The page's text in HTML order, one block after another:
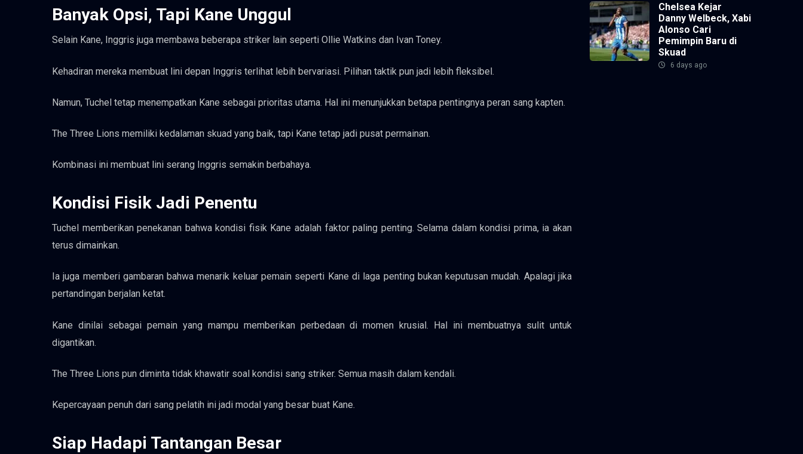
Banyak Opsi, Tapi Kane Unggul
Selain Kane, Inggris juga membawa beberapa striker lain seperti Ollie Watkins dan Ivan Toney.
Kehadiran mereka membuat lini depan Inggris terlihat lebih bervariasi. Pilihan taktik pun jadi lebih fleksibel.
Namun, Tuchel tetap menempatkan Kane sebagai prioritas utama. Hal ini menunjukkan betapa pentingnya peran sang kapten.
The Three Lions memiliki kedalaman skuad yang baik, tapi Kane tetap jadi pusat permainan.
Kombinasi ini membuat lini serang Inggris semakin berbahaya.
Kondisi Fisik Jadi Penentu
Tuchel memberikan penekanan bahwa kondisi fisik Kane adalah faktor paling penting. Selama dalam kondisi prima, ia akan
terus dimainkan.
Ia juga memberi gambaran bahwa menarik keluar pemain seperti Kane di laga penting bukan keputusan mudah. Apalagi jika
pertandingan berjalan ketat.
Kane dinilai sebagai pemain yang mampu memberikan perbedaan di momen krusial. Hal ini membuatnya sulit untuk
digantikan.
The Three Lions pun diminta tidak khawatir soal kondisi sang striker. Semua masih dalam kendali.
Kepercayaan penuh dari sang pelatih ini jadi modal yang besar buat Kane.
Siap Hadapi Tantangan Besar
Chelsea Kejar
Danny Welbeck, Xabi
Alonso Cari
Pemimpin Baru di
Skuad
6 days ago